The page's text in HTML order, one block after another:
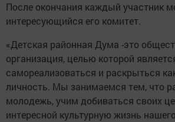
После окончания каждый участник
интересующийся его комитет.
«Детская районная Дума -это
организация, целью которой
самореализоваться и раскрыться
личность. Мы занимаемся тем, что
молодежь, учим добиваться своих
интересной культурную жизнь